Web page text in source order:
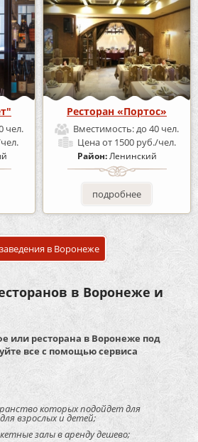
чел.
Ресторан «Портос»
Вместимость:до 40 чел.
Ценаот 1500 руб./чел.
Район:Ленинский
подробнее
в Воронеже
в Воронеже и
или ресторана в Воронеже под
все с помощью сервиса
которых подойдет для
взрослых и детей;
залы в аренду дешево;